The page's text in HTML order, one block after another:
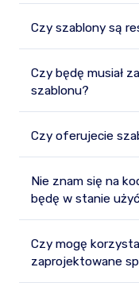
Czy szablony są
Czy będę musiał
szablonu?
Czy oferujecie
Nie znam się na
będę w stanie
Czy mogę
zaprojektowane